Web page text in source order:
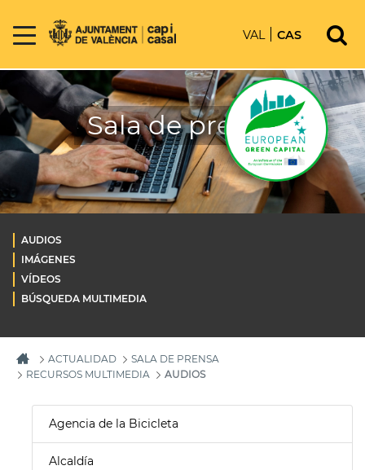
VAL CAS
Sala de prensa
AUDIOS
IMÁGENES
VÍDEOS
BÚSQUEDA MULTIMEDIA
ACTUALIDAD
SALA DE PRENSA
RECURSOS MULTIMEDIA
AUDIOS
Agencia de la Bicicleta
Alcaldía